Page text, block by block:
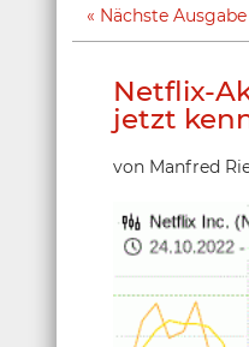
Nächste Ausgabe
Netflix-
jetzt
von Manfred